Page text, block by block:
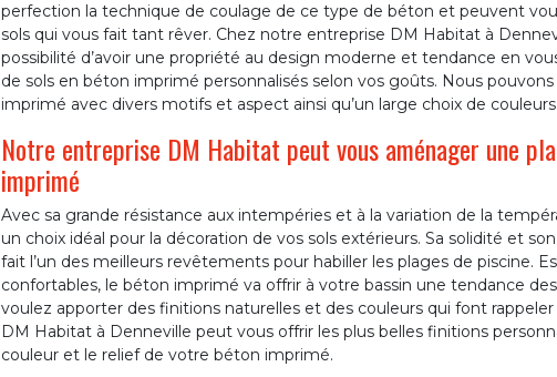
perfection la technique de coulage de ce type de béton et peuvent
sols qui vous fait tant rêver. Chez notre entreprise DM Habitat à
possibilité d’avoir une propriété au design moderne et tendance en
de sols en béton imprimé personnalisés selon vos goûts. Nous
imprimé avec divers motifs et aspect ainsi qu’un large choix de couleurs.
Notre entreprise DM Habitat peut vous aménager une
imprimé
Avec sa grande résistance aux intempéries et à la variation de la
un choix idéal pour la décoration de vos sols extérieurs. Sa solidité et
fait l’un des meilleurs revêtements pour habiller les plages de piscine.
confortables, le béton imprimé va offrir à votre bassin une tendance
voulez apporter des finitions naturelles et des couleurs qui font
DM Habitat à Denneville peut vous offrir les plus belles finitions
couleur et le relief de votre béton imprimé.